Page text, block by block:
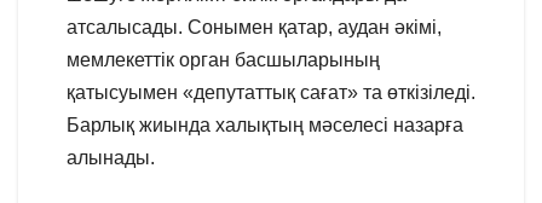
атсалысады. Сонымен қатар, аудан әкімі,
мемлекеттік орган басшыларының
қатысуымен «депутаттық сағат» та өткізіледі.
Барлық жиында халықтың мәселесі назарға
алынады.